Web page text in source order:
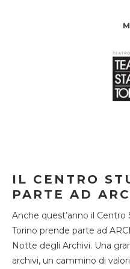
IL CENTRO
PARTE AD
Anche quest’anno il Centro
Torino prende parte ad
Notte degli Archivi. Una
archivi, un cammino di